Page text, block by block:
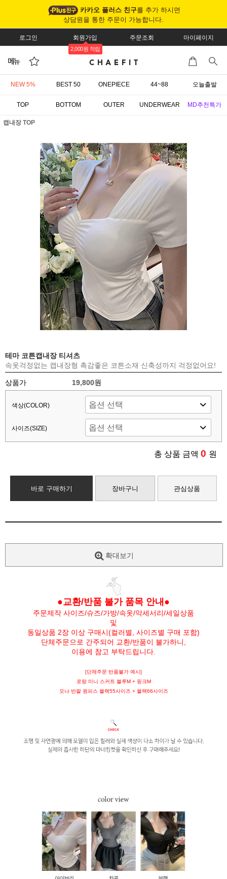
카카오 플러스 친구를 추가 하시면
상담원을 통한 주문이 가능합니다.
로그인 회원가입
2,000원 적립
주문조회 마이페이지
NEW 5% BEST 50 ONEPIECE 44~88 오늘출발
TOP BOTTOM OUTER UNDERWEAR MD추천특가
캡내장 TOP
테마 코튼캡내장 티셔츠
속옷걱정없는 캡내장형 촉감좋은 코튼소재 신축성까지 걱정없어요!
상품가 19,800원
색상(COLOR)
사이즈(SIZE)
총 상품 금액 0 원
바로 구매하기 장바구니 관심상품
확대보기
●교환/반품 불가 품목 안내●
주문제작 사이즈/슈즈/가방/속옷/악세서리/세일상품
및
동일상품 2장 이상 구매시(컬러별, 사이즈별 구매 포함)
단체주문으로 간주되어 교환/반품이 불가하니,
이용에 참고 부탁드립니다.
[단체주문 반품불가 예시]
로랑 미니 스커트 블루M + 핑크M
모나 반팔 원피스 블랙55사이즈 + 블랙66사이즈